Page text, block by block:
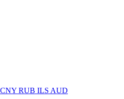
CNY RUB ILS AUD